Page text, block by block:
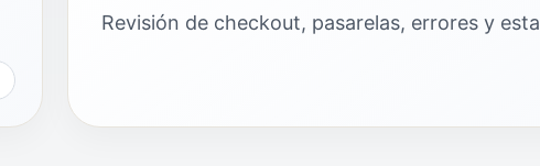
Revisión de checkout, pasarelas, errores y